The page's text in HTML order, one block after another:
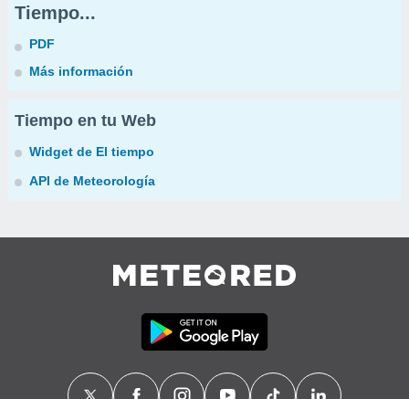
Tiempo...
PDF
Más información
Tiempo en tu Web
Widget de El tiempo
API de Meteorología